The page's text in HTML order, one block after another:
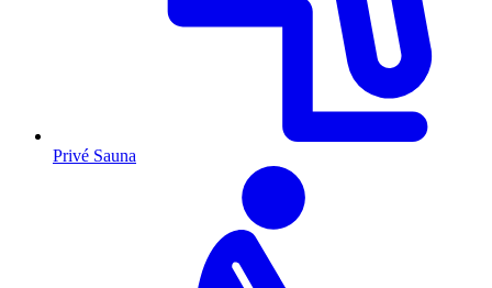
Privé Sauna